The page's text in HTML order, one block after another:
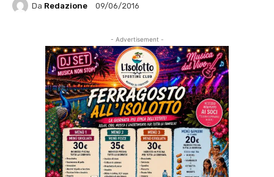
Da Redazione 09/06/2016
- Advertisement -